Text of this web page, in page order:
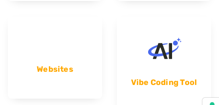
Websites
Vibe Coding Tool